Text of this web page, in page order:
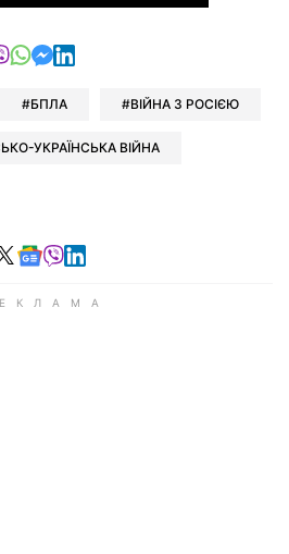
у Telegram
у Facebook
у X
відправити у Viber
відправити у Whatsapp
відправити у Messenger
відправити у LinkedIn
БПЛА ВІЙНА З РОСІЄЮ
УКРАЇНСЬКА ВІЙНА
у Telegram
у Facebook
Читайте у X
Читайте у Google news
Читайте у Viber
Читайте у LinkedIn